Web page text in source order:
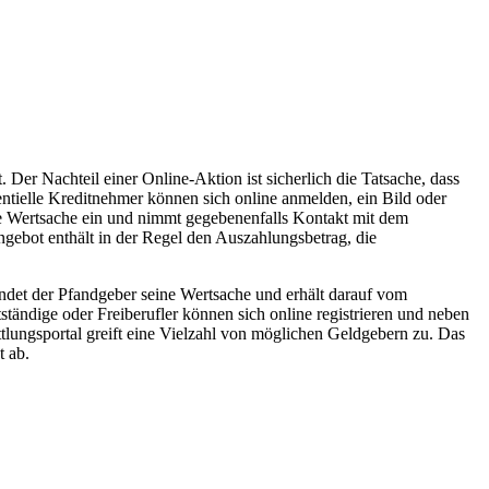
Nachteil einer Online-Aktion ist sicherlich die Tatsache, dass
Kreditnehmer können sich online anmelden, ein Bild oder
ein und nimmt gegebenenfalls Kontakt mit dem
enthält in der Regel den Auszahlungsbetrag, die
der Pfandgeber seine Wertsache und erhält darauf vom
oder Freiberufler können sich online registrieren und neben
greift eine Vielzahl von möglichen Geldgebern zu. Das
ab.